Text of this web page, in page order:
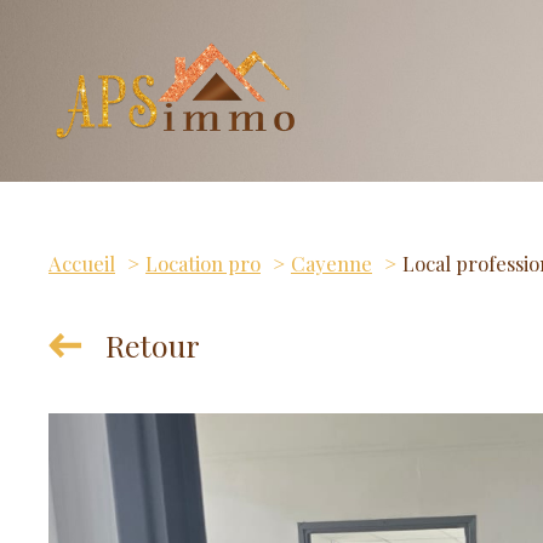
Accueil Location pro Cayenne Local
Retour